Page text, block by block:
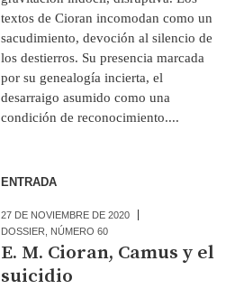
textos de Cioran incomodan como un
sacudimiento, devoción al silencio de
los destierros. Su presencia marcada
por su genealogía incierta, el
desarraigo asumido como una
condición de reconocimiento....
ENTRADA
27 DE NOVIEMBRE DE 2020
DOSSIER
NÚMERO 60
E. M. Cioran, Camus y el
suicidio